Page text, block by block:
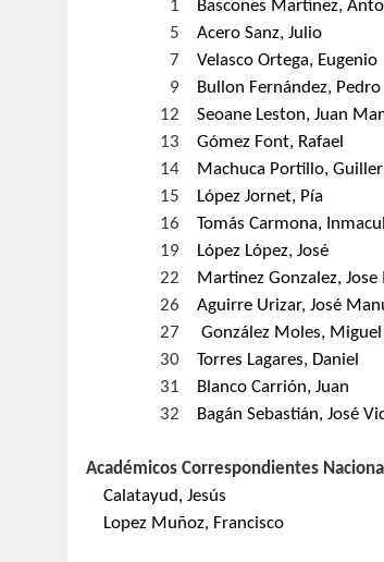
1 Bascones Martínez,
5 Acero Sanz, Julio
7 Velasco Ortega, Eugenio
9 Bullon Fernández, Pedro
12 Seoane Leston, Juan
13 Gómez Font, Rafael
14 Machuca Portillo,
15 López Jornet, Pía
16 Tomás Carmona,
19 López López, José
22 Martinez Gonzalez, Jose
26 Aguirre Urizar, José
27 González Moles, Miguel
30 Torres Lagares, Daniel
31 Blanco Carrión, Juan
32 Bagán Sebastián, José
Académicos Correspondientes
Calatayud, Jesús
Lopez Muñoz, Francisco